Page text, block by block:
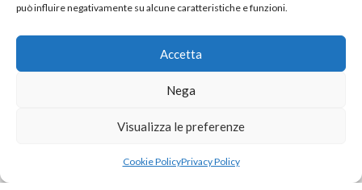
può influire negativamente su alcune caratteristiche e funzioni.
Accetta
Nega
Visualizza le preferenze
Cookie PolicyPrivacy Policy
RUBRICHE
Urban Video
© 2024 UP di Poggianti Simona | Urban Livorno è una testata giornalistica